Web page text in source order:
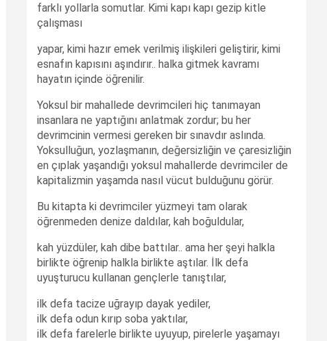
farklı yollarla somutlar. Kimi kapı kapı gezip kitle
çalışması
yapar, kimi hazır emek verilmiş ilişkileri geliştirir, kimi
esnafın kapısını aşındırır.. halka gitmek kavramı
hayatın içinde öğrenilir.
Yoksul bir mahallede devrimcileri hiç tanımayan
insanlara ne yaptığını anlatmak zordur; bu her
devrimcinin vermesi gereken bir sınavdır aslında.
Yoksulluğun, yozlaşmanın, değersizliğin ve çaresizliğin
en çıplak yaşandığı yoksul mahallerde devrimciler de
kapitalizmin yaşamda nasıl vücut bulduğunu görür.
Bu kitapta ki devrimciler yüzmeyi tam olarak
öğrenmeden denize daldılar, kah boğuldular,
kah yüzdüler, kah dibe battılar.. ama her şeyi halkla
birlikte öğrenip halkla birlikte aştılar. İlk defa
uyuşturucu kullanan gençlerle tanıştılar,
ilk defa tacize uğrayıp dayak yediler,
ilk defa odun kırıp soba yaktılar,
ilk defa farelerle birlikte uyuyup, pirelerle yaşamayı